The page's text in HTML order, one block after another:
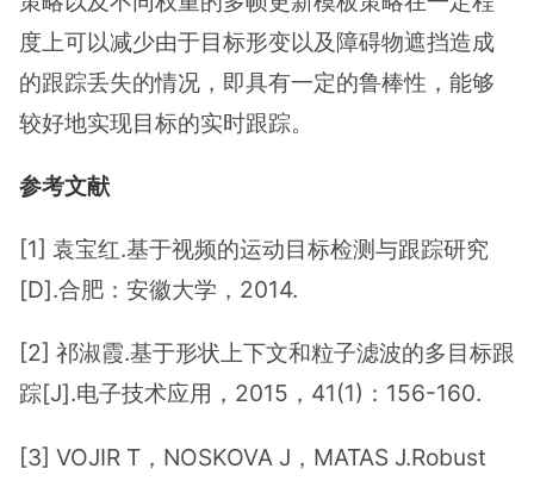
度上可以减少由于目标形变以及障碍物遮挡造成
的跟踪丢失的情况，即具有一定的鲁棒性，能够
较好地实现目标的实时跟踪。
参考文献
[1] 袁宝红.基于视频的运动目标检测与跟踪研究
[D].合肥：安徽大学，2014.
[2] 祁淑霞.基于形状上下文和粒子滤波的多目标跟
踪[J].电子技术应用，2015，41(1)：156-160.
[3] VOJIR T，NOSKOVA J，MATAS J.Robust